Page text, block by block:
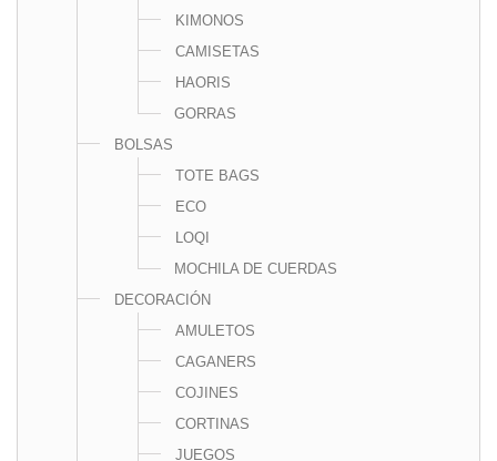
KIMONOS
CAMISETAS
HAORIS
GORRAS
BOLSAS
TOTE BAGS
ECO
LOQI
MOCHILA DE CUERDAS
DECORACIÓN
AMULETOS
CAGANERS
COJINES
CORTINAS
JUEGOS